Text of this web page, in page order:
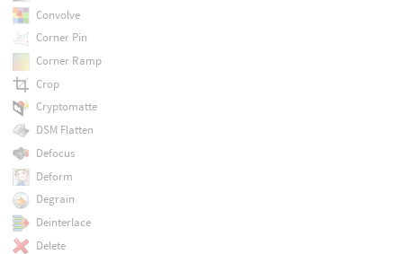
Convolve
Corner Pin
Corner Ramp
Crop
Cryptomatte
DSM Flatten
Defocus
Deform
Degrain
Deinterlace
Delete